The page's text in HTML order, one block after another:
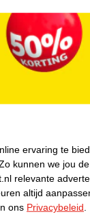
Over
Pers
Winkelformule
ervaring te
kunnen we jou
relevante
altijd
ons Privacybeleid